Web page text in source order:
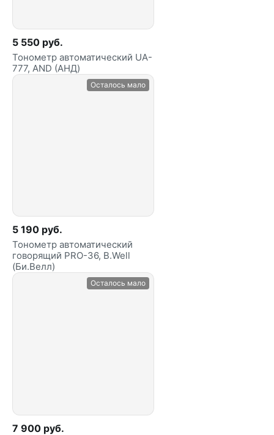
5 550 руб.
Тонометр автоматический UA-
777, AND (АНД)
Осталось мало
5 190 руб.
Тонометр автоматический
говорящий PRO-36, B.Well
(Би.Велл)
Осталось мало
7 900 руб.